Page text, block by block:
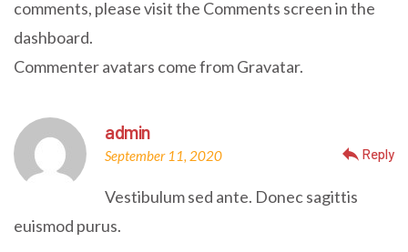
comments, please visit the Comments screen in the
dashboard.
Commenter avatars come fromGravatar.
admin
September 11, 2020 reply Reply
Vestibulum sed ante. Donec sagittis
euismod purus.